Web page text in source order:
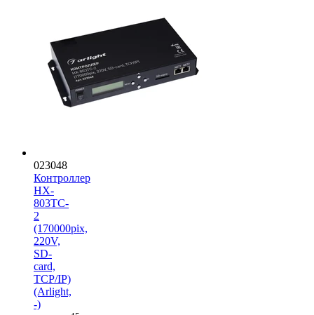
023048
Контроллер
HX-
803TC-
2
(170000pix,
220V,
SD-
card,
TCP/IP)
(Arlight,
-)